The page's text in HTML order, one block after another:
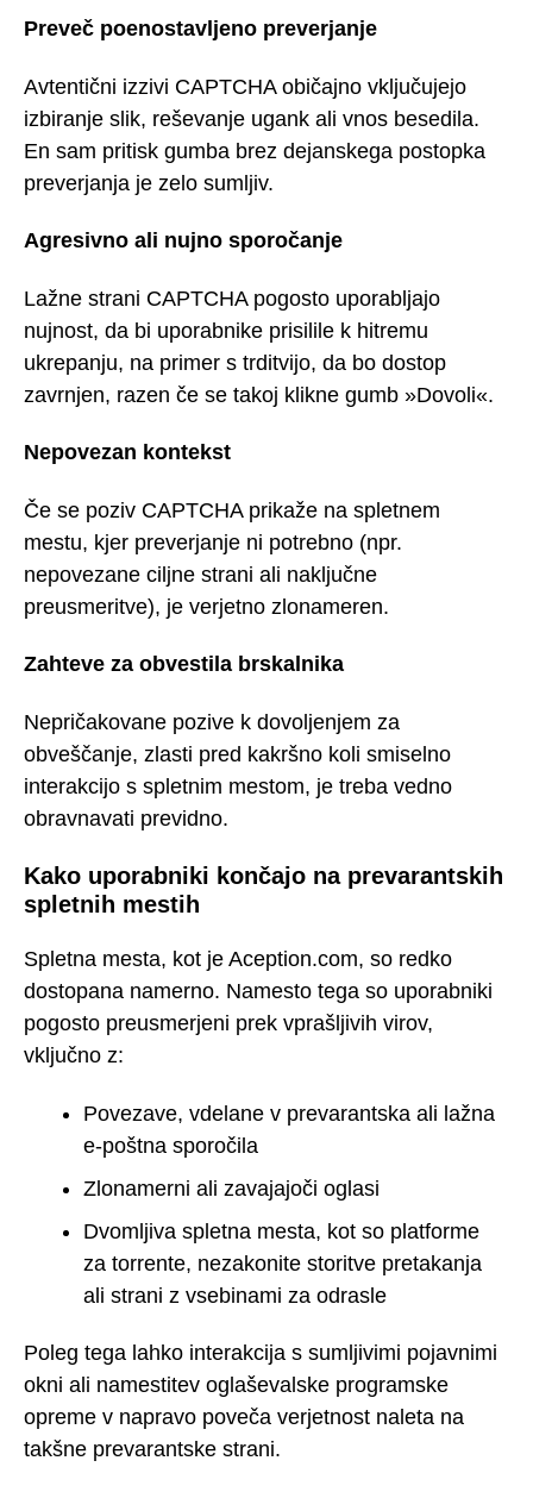
Preveč poenostavljeno preverjanje
Avtentični izzivi CAPTCHA običajno vključujejo
izbiranje slik, reševanje ugank ali vnos besedila.
En sam pritisk gumba brez dejanskega postopka
preverjanja je zelo sumljiv.
Agresivno ali nujno sporočanje
Lažne strani CAPTCHA pogosto uporabljajo
nujnost, da bi uporabnike prisilile k hitremu
ukrepanju, na primer s trditvijo, da bo dostop
zavrnjen, razen če se takoj klikne gumb »Dovoli«.
Nepovezan kontekst
Če se poziv CAPTCHA prikaže na spletnem
mestu, kjer preverjanje ni potrebno (npr.
nepovezane ciljne strani ali naključne
preusmeritve), je verjetno zlonameren.
Zahteve za obvestila brskalnika
Nepričakovane pozive k dovoljenjem za
obveščanje, zlasti pred kakršno koli smiselno
interakcijo s spletnim mestom, je treba vedno
obravnavati previdno.
Kako uporabniki končajo na prevarantskih
spletnih mestih
Spletna mesta, kot je Aception.com, so redko
dostopana namerno. Namesto tega so uporabniki
pogosto preusmerjeni prek vprašljivih virov,
vključno z:
Povezave, vdelane v prevarantska ali lažna
e-poštna sporočila
Zlonamerni ali zavajajoči oglasi
Dvomljiva spletna mesta, kot so platforme
za torrente, nezakonite storitve pretakanja
ali strani z vsebinami za odrasle
Poleg tega lahko interakcija s sumljivimi pojavnimi
okni ali namestitev oglaševalske programske
opreme v napravo poveča verjetnost naleta na
takšne prevarantske strani.